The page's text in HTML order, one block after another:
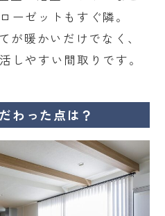
ーゼットもすぐ隣。
が暖かいだけでなく、
しやすい間取りです。
わった点は？